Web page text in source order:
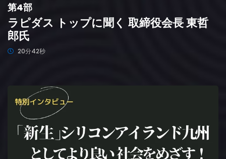
第4部
ラピダス トップに聞く 取締役会長 東哲
郎氏
20分42秒